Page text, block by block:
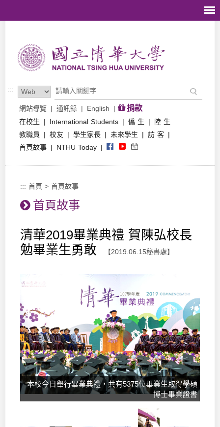
:::
網站導覽 | 通訊錄 | English | 捐款
在校生 | International Students | 僑 生 |
陸 生
教職員
| 校友 | 學生家長 | 未來學生 | 訪 客 |
首頁故事 | NTHU Today |
::: 首頁 >首頁故事
首頁故事
清華2019畢業典禮 賀陳弘校長
勉畢業生勇敢
【2019.06.15秘書處】
本校今日舉行畢業典禮，共有5375位畢業生取得學碩
博士畢業證書